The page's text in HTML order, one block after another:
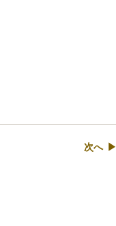
次へ ▶